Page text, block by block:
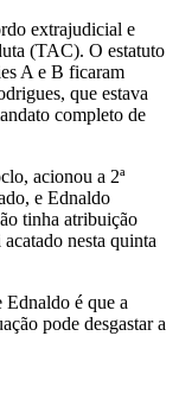
extrajudicial e
(TAC). O estatuto
A e B ficaram
que estava
completo de
acionou a 2ª
e Ednaldo
tinha atribuição
nesta quinta
Ednaldo é que a
pode desgastar a